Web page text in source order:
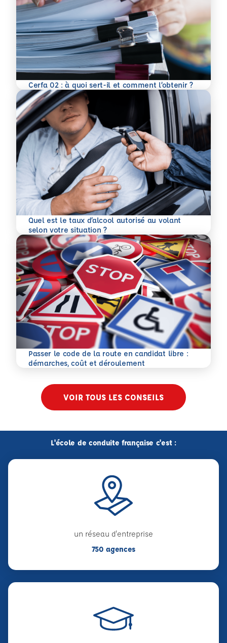
Cerfa 02 : à quoi sert-il et comment l’obtenir ?
En savoir plus
Quel est le taux d’alcool autorisé au volant
selon votre situation ?
En savoir plus
Passer le code de la route en candidat libre :
démarches, coût et déroulement
En savoir plus
VOIR TOUS LES CONSEILS
L'école de conduite française c'est :
un réseau d'entreprise
750 agences